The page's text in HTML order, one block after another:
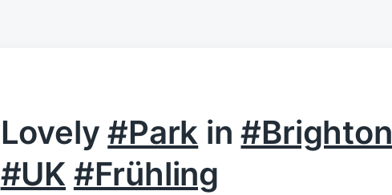
Lovely#Park in#Brighton
#UK #Frühling